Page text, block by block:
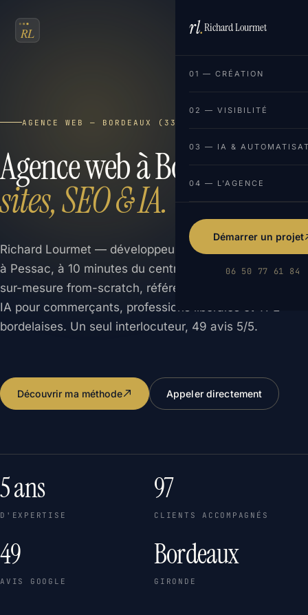
FR EN
rl.Richard Lourmet
01 — CRÉATION
02 — VISIBILITÉ
03 — IA &
04 — L'AGENCE
Démarrer un projet
06 50 77 61 84
AGENCE WEB — BORDEAUX (33000)
Agence web à Bordeaux :
sites, SEO & IA.
Richard Lourmet — développeur web indépendant basé
à Pessac, à 10 minutes du centre de Bordeaux. Sites
sur-mesure from-scratch, référencement SEO local et
IA pour commerçants, professions libérales et TPE
bordelaises. Un seul interlocuteur, 49 avis 5/5.
Découvrir ma méthode Appeler directement
5 ans
D'EXPERTISE
97
CLIENTS ACCOMPAGNÉS
49
AVIS GOOGLE
Bordeaux
GIRONDE